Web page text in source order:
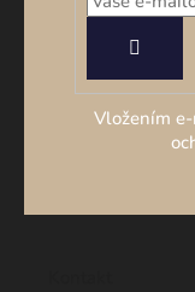
SE
Vložením